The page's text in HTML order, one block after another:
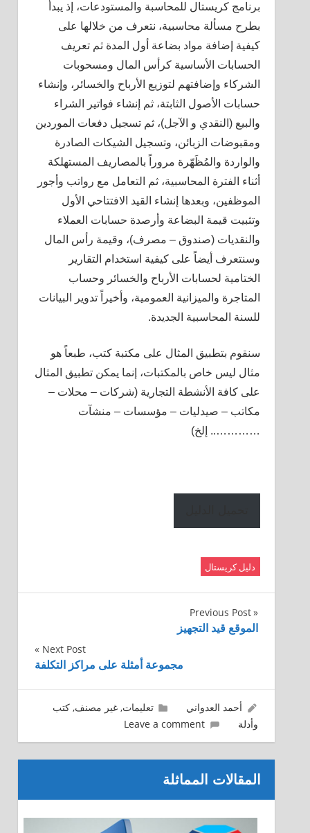
برنامج كريستال للمحاسبة والمستودعات، إذ يبدأ
بطرح مسألة محاسبية، نتعرف من خلالها على
كيفية إضافة مواد بضاعة أول المدة ثم تعريف
الحسابات الأساسية كرأس المال ومسحوبات
الشركاء وإضافتهم لتوزيع الأرباح والخسائر، وإنشاء
حسابات الأصول الثابتة، ثم إنشاء فواتير الشراء
والبيع (النقدي و الآجل)، ثم تسجيل دفعات الموردين
ومقبوضات الزبائن، وتسجيل الشيكات الصادرة
والواردة والمُظَهّرة مروراً بالمصاريف المستهلكة
أثناء الفترة المحاسبية، ثم التعامل مع رواتب وأجور
الموظفين، وبعدها إنشاء القيد الافتتاحي الأول
وتثبيت قيمة البضاعة وأرصدة حسابات العملاء
والنقديات (صندوق – مصرف)، وقيمة رأس المال
وسنتعرف أيضاً على كيفية استخدام التقارير
الختامية لحسابات الأرباح والخسائر وحساب
المتاجرة والميزانية العمومية، وأخيراً تدوير البيانات
للسنة المحاسبية الجديدة.
سنقوم بتطبيق المثال على مكتبة كتب، طبعاً هو
مثال ليس خاص بالمكتبات، إنما يمكن تطبيق المثال
على كافة الأنشطة التجارية (شركات – محلات –
مكاتب – صيدليات – مؤسسات – منشآت
………….. إلخ)
دليل كريستال
تصفّح
المقالات
Previous Post
الموقع قيد التجهيز
Next Post
مجموعة أمثلة على مراكز التكلفة
03/12/2015
أحمد العدواني تعليمات,غير مصنف,كتب
وأدلة
Leave a comment
المقالات المماثلة